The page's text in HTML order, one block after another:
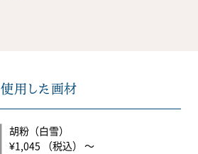
使用した画材
胡粉（白雪）
¥1,045 （税込） ～